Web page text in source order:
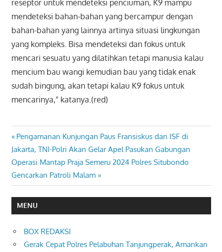
reseptor untuk mendeteksi penciuman, K9 mampu
mendeteksi bahan-bahan yang bercampur dengan
bahan-bahan yang lainnya artinya situasi lingkungan
yang kompleks. Bisa mendeteksi dan fokus untuk
mencari sesuatu yang dilatihkan tetapi manusia kalau
mencium bau wangi kemudian bau yang tidak enak
sudah bingung, akan tetapi kalau K9 fokus untuk
mencarinya,” katanya.(red)
Navigasi
pos
Previous
Post:
Pengamanan Kunjungan Paus Fransiskus dan ISF di
Jakarta, TNI-Polri Akan Gelar Apel Pasukan Gabungan
Next
Post:
Operasi Mantap Praja Semeru 2024 Polres Situbondo
Gencarkan Patroli Malam
MENU
BOX REDAKSI
Gerak Cepat Polres Pelabuhan Tanjungperak, Amankan